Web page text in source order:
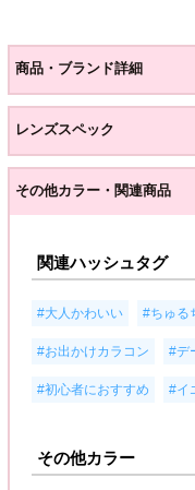
商品・ブランド詳細
レンズスペック
その他カラー・関連商品
関連ハッシュタグ
#大人かわいい #ちゅる
#お出かけカラコン #デ
#初心者におすすめ #イ
その他カラー